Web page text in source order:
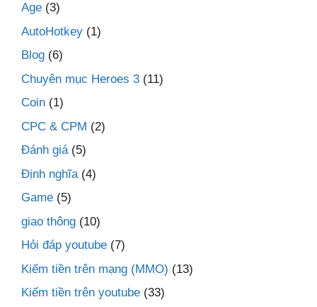
Age (3)
AutoHotkey (1)
Blog (6)
Chuyên mục Heroes 3 (11)
Coin (1)
CPC & CPM (2)
Đánh giá(5)
Định nghĩa (4)
Game (5)
giao thông (10)
Hỏi đáp youtube (7)
Kiếm tiền trên mạng (MMO) (13)
Kiếm tiền trên youtube (33)